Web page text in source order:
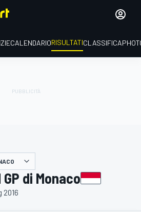
CALENDARIORISULTATICLASSIFICA
di Monaco
2016